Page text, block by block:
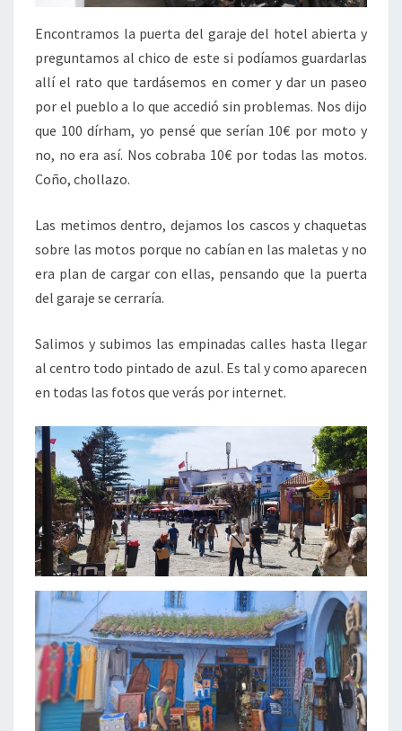
Encontramos la puerta del garaje del hotel abierta y
preguntamos al chico de este si podíamos guardarlas
allí el rato que tardásemos en comer y dar un paseo
por el pueblo a lo que accedió sin problemas. Nos dijo
que 100 dírham, yo pensé que serían 10€ por moto y
no, no era así. Nos cobraba 10€ por todas las motos.
Coño, chollazo.
Las metimos dentro, dejamos los cascos y chaquetas
sobre las motos porque no cabían en las maletas y no
era plan de cargar con ellas, pensando que la puerta
del garaje se cerraría.
Salimos y subimos las empinadas calles hasta llegar
al centro todo pintado de azul. Es tal y como aparecen
en todas las fotos que verás por internet.